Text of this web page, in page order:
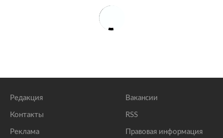
Редакция
Контакты
Реклама
Вакансии
RSS
Правовая информация